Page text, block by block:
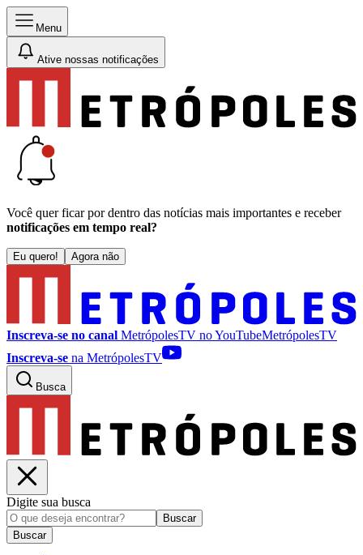
Menu
Ative nossas notificações
Você quer ficar por dentro das notícias mais importantes e receber
notificações em tempo real?
Eu quero! Agora não
Inscreva-se no canal MetrópolesTV noYouTubeMetrópolesTV
Inscreva-se na MetrópolesTV
Busca
Digite sua busca
Buscar
Buscar